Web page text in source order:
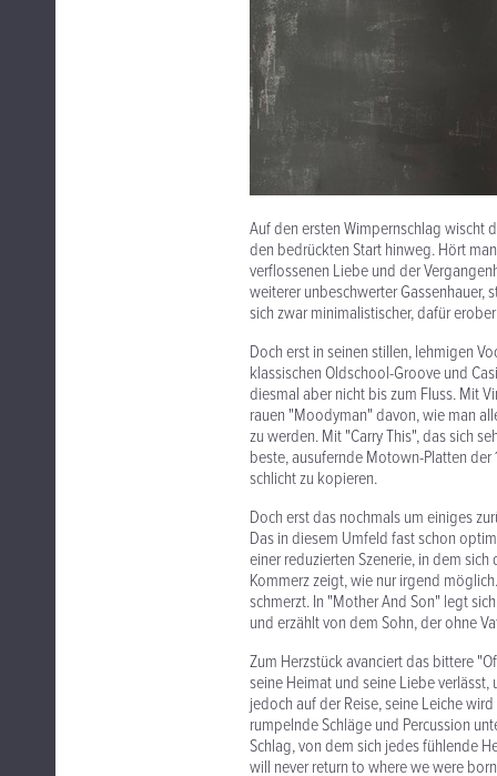
Auf den ersten Wimpernschlag wischt
den bedrückten Start hinweg. Hört
verflossenen Liebe und der
weiterer unbeschwerter Gassenhauer,
sich zwar minimalistischer, dafür
Doch erst in seinen stillen, lehmigen
klassischen Oldschool-Groove und
diesmal aber nicht bis zum Fluss. Mit
rauen "Moodyman" davon, wie man
zu werden. Mit "Carry This", das sich
beste, ausufernde Motown-Platten der
schlicht zu kopieren.
Doch erst das nochmals um einiges
Das in diesem Umfeld fast schon
einer reduzierten Szenerie, in dem
Kommerz zeigt, wie nur irgend
schmerzt. In "Mother And Son" legt
und erzählt von dem Sohn, der ohne
Zum Herzstück avanciert das bittere
seine Heimat und seine Liebe
jedoch auf der Reise, seine Leiche
rumpelnde Schläge und Percussion
Schlag, von dem sich jedes fühlende
will never return to where we were